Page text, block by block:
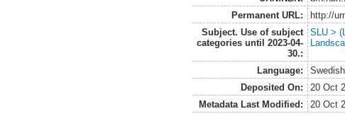
Permanent URL:
http://
Subject. Use of subject
categories until 2023-04-
30.:
SLU >
Language:
Swedish
Deposited On:
20 Oct
Metadata Last Modified:
20 Oct